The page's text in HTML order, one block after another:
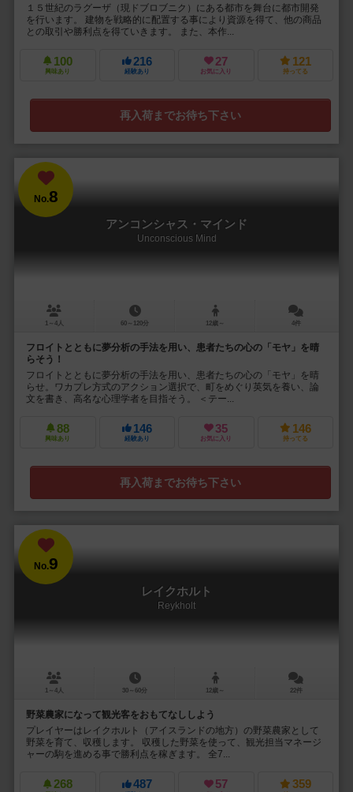
１５世紀のラグーザ（現ドブロブニク）にある都市を舞台に都市開発
を行います。 建物を戦略的に配置する事により資源を得て、他の商品
との取引や勝利点を得ていきます。 また、本作...
100
興味あり
216
経験あり
27
お気に入り
121
持ってる
再入荷までお待ち下さい
No.8
アンコンシャス・マインド
Unconscious Mind
1～4人 60～120分 12歳～ 4件
フロイトとともに夢分析の手法を用い、患者たちの心の「モヤ」を晴
らそう！
フロイトとともに夢分析の手法を用い、患者たちの心の「モヤ」を晴
らせ。ワカプレ方式のアクション選択で、町をめぐり英気を養い、論
文を書き、高名な心理学者を目指そう。 ＜テー...
88
興味あり
146
経験あり
35
お気に入り
146
持ってる
再入荷までお待ち下さい
No.9
レイクホルト
Reykholt
1～4人 30～60分 12歳～ 22件
野菜農家になって観光客をおもてなししよう
プレイヤーはレイクホルト（アイスランドの地方）の野菜農家として
野菜を育て、収穫します。 収穫した野菜を使って、観光担当マネージ
ャーの駒を進める事で勝利点を稼ぎます。 全7...
268 487 57 359